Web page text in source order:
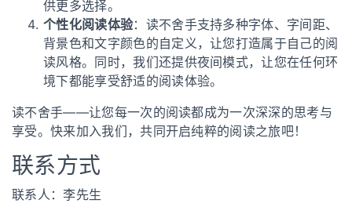
供更多选择。
个性化阅读体验：读不舍手支持多种字体、字间距、
背景色和文字颜色的自定义，让您打造属于自己的阅
读风格。同时，我们还提供夜间模式，让您在任何环
境下都能享受舒适的阅读体验。
读不舍手——让您每一次的阅读都成为一次深深的思考与
享受。快来加入我们，共同开启纯粹的阅读之旅吧！
联系方式
联系人：李先生